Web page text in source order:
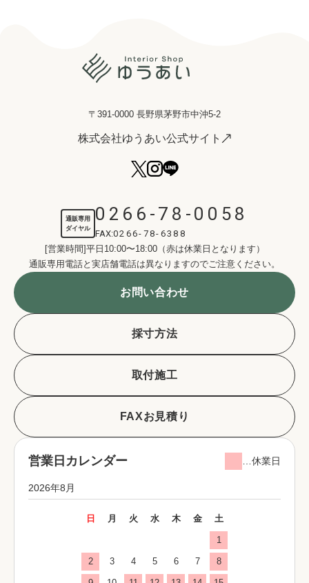
〒391-0000 長野県茅野市中沖5-2
株式会社ゆうあい公式サイト
通販専用
ダイヤル
0266-78-0058
FAX:0266-78-6388
[営業時間]平日10:00〜18:00（赤は休業日となります）
通販専用電話と実店舗電話は異なりますのでご注意ください。
お問い合わせ
採寸方法
取付施工
FAXお見積り
営業日カレンダー …休業日
2026年8月
日 月 火 水 木 金 土
1
2 3 4 5 6 7 8